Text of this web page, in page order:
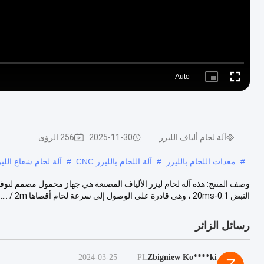
Auto
Picture- Fullscreen
آلة لحام ألياف الليزر 2025-11-30 256 الرؤى
# معدات اللحام بالليزر # آلة اللحام بالليزر CNC # آلة لحام شعاع
النبض 0.1-20ms ، وهي قادرة على الوصول إلى سرعة لحام أقصاها 2m / .....
رسائل الزائر
Zbigniew Ko****ki
PL
2024-03-25